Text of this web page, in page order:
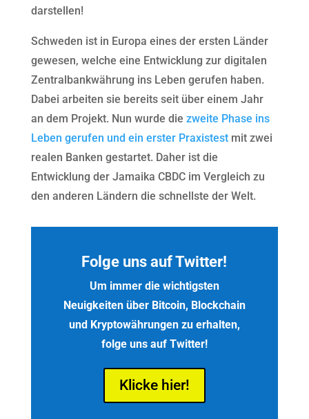
darstellen!
Schweden ist in Europa eines der ersten Länder
gewesen, welche eine Entwicklung zur digitalen
Zentralbankwährung ins Leben gerufen haben.
Dabei arbeiten sie bereits seit über einem Jahr
an dem Projekt. Nun wurde die zweite Phase ins
Leben gerufen und ein erster Praxistestmit zwei
realen Banken gestartet. Daher ist die
Entwicklung der Jamaika CBDC im Vergleich zu
den anderen Ländern die schnellste der Welt.
Folge uns auf Twitter!
Um immer die wichtigsten
Neuigkeiten über Bitcoin, Blockchain
und Kryptowährungen zu erhalten,
folge uns auf Twitter!
Klicke hier!